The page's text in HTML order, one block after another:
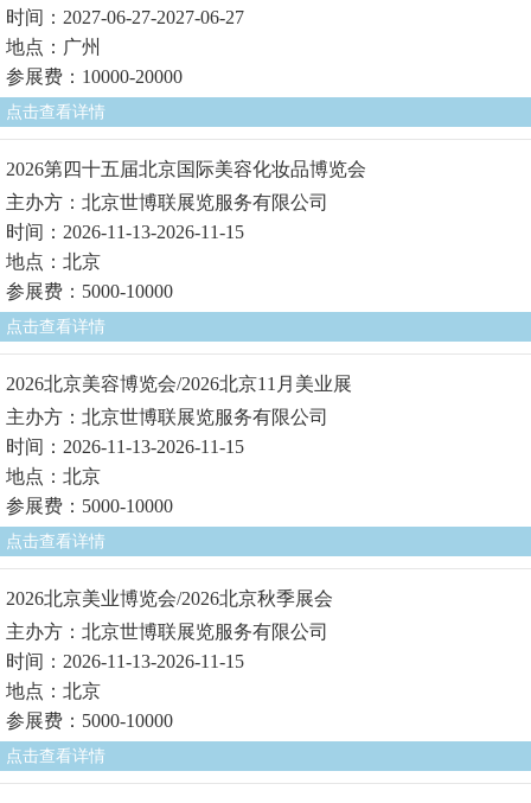
时间：2027-06-27-2027-06-27
地点：广州
参展费：10000-20000
点击查看详情
2026第四十五届北京国际美容化妆品博览会
主办方：北京世博联展览服务有限公司
时间：2026-11-13-2026-11-15
地点：北京
参展费：5000-10000
点击查看详情
2026北京美容博览会/2026北京11月美业展
主办方：北京世博联展览服务有限公司
时间：2026-11-13-2026-11-15
地点：北京
参展费：5000-10000
点击查看详情
2026北京美业博览会/2026北京秋季展会
主办方：北京世博联展览服务有限公司
时间：2026-11-13-2026-11-15
地点：北京
参展费：5000-10000
点击查看详情